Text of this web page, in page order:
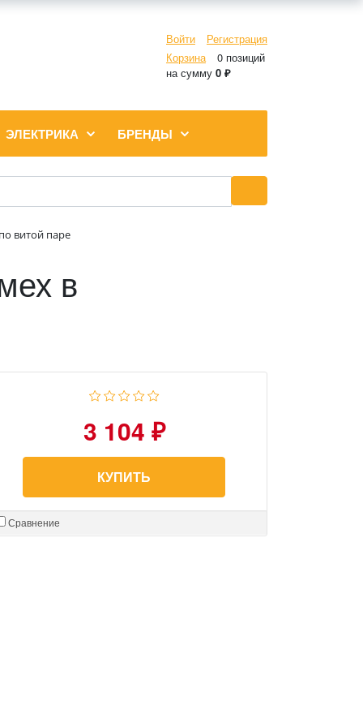
Войти
Регистрация
Корзина
0 позиций
на сумму 0 ₽
ЭЛЕКТРИКА БРЕНДЫ
витой паре
в
3 104 ₽
КУПИТЬ
Сравнение